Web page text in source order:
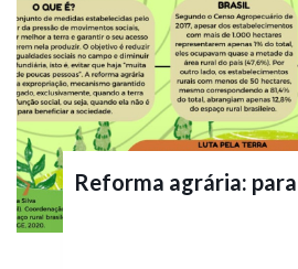
Reforma agrária: